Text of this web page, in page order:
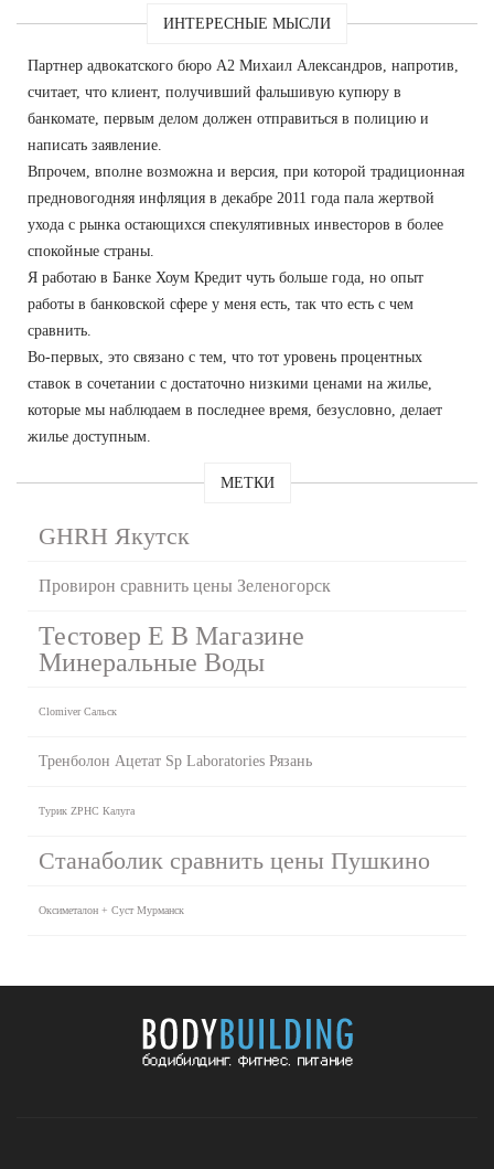
ИНТЕРЕСНЫЕ МЫСЛИ
Партнер адвокатского бюро А2 Михаил Александров, напротив,
считает, что клиент, получивший фальшивую купюру в
банкомате, первым делом должен отправиться в полицию и
написать заявление.
Впрочем, вполне возможна и версия, при которой традиционная
предновогодняя инфляция в декабре 2011 года пала жертвой
ухода с рынка остающихся спекулятивных инвесторов в более
спокойные страны.
Я работаю в Банке Хоум Кредит чуть больше года, но опыт
работы в банковской сфере у меня есть, так что есть с чем
сравнить.
Во-первых, это связано с тем, что тот уровень процентных
ставок в сочетании с достаточно низкими ценами на жилье,
которые мы наблюдаем в последнее время, безусловно, делает
жилье доступным.
МЕТКИ
GHRH Якутск
Провирон сравнить цены Зеленогорск
Тестовер Е В Магазине
Минеральные Воды
Clomiver Сальск
Тренболон Ацетат Sp Laboratories Рязань
Турик ZPHC Калуга
Станаболик сравнить цены Пушкино
Оксиметалон + Суст Мурманск